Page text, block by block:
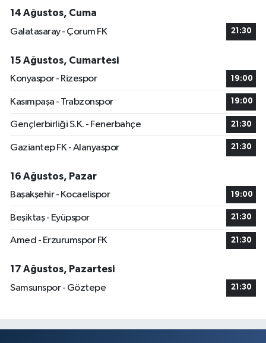
14 Ağustos, Cuma
Galatasaray - Çorum FK
21:30
15 Ağustos, Cumartesi
Konyaspor - Rizespor
19:00
Kasımpaşa - Trabzonspor 19:00
Gençlerbirliği S.K. - Fenerbahçe 21:30
Gaziantep FK - Alanyaspor 21:30
16 Ağustos, Pazar
Başakşehir - Kocaelispor
19:00
Beşiktaş - Eyüpspor 21:30
Amed - Erzurumspor FK 21:30
17 Ağustos, Pazartesi
Samsunspor - Göztepe
21:30